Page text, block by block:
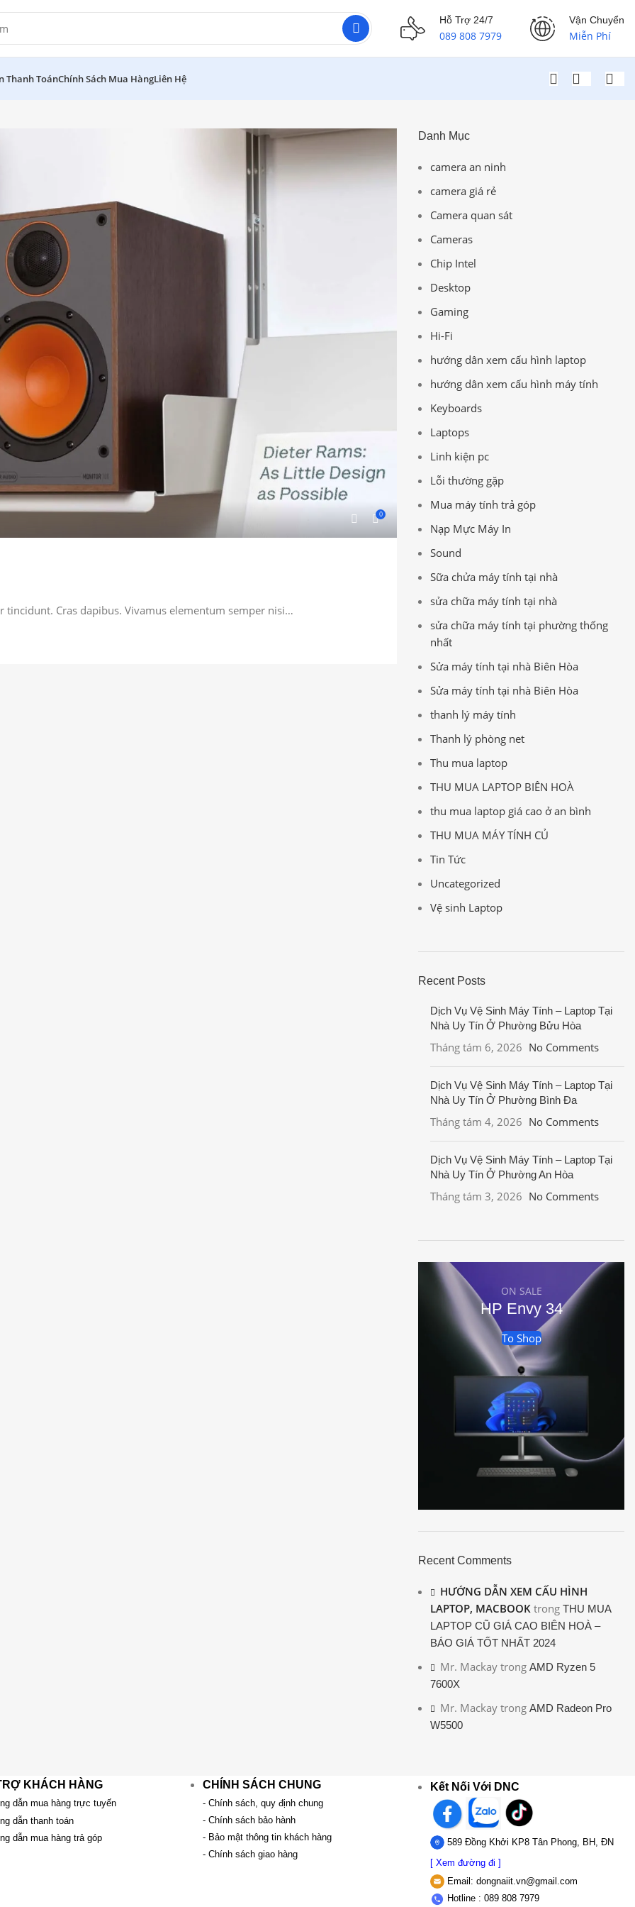
Hỗ Trợ 24/7
089 808 7979
Vận Chuyển
Miễn Phí
Thanh ToánChính Sách Mua HàngLiên Hệ
0
Cras dapibus. Vivamus elementum semper nisi…
Danh Mục
camera an ninh
camera giá rẻ
Camera quan sát
Cameras
Chip Intel
Desktop
Gaming
Hi-Fi
hướng dân xem cấu hình laptop
hướng dân xem cấu hình máy tính
Keyboards
Laptops
Linh kiện pc
Lỗi thường gặp
Mua máy tính trả góp
Nạp Mực Máy In
Sound
Sữa chửa máy tính tại nhà
sửa chữa máy tính tại nhà
sửa chữa máy tính tại phường thống
nhất
Sửa máy tính tại nhà Biên Hòa
Sửa máy tính tại nhà Biên Hòa
thanh lý máy tính
Thanh lý phòng net
Thu mua laptop
THU MUA LAPTOP BIÊN HOÀ
thu mua laptop giá cao ở an bình
THU MUA MÁY TÍNH CỦ
Tin Tức
Uncategorized
Vệ sinh Laptop
Recent Posts
Dịch Vụ Vệ Sinh Máy Tính – Laptop Tại
Nhà Uy Tín Ở Phường Bửu Hòa
Tháng tám 6, 2026 No Comments
Dịch Vụ Vệ Sinh Máy Tính – Laptop Tại
Nhà Uy Tín Ở Phường Bình Đa
Tháng tám 4, 2026 No Comments
Dịch Vụ Vệ Sinh Máy Tính – Laptop Tại
Nhà Uy Tín Ở Phường An Hòa
Tháng tám 3, 2026 No Comments
ON SALE
HP Envy 34
To Shop
Recent Comments
HƯỚNG DẪN XEM CẤU HÌNH
LAPTOP, MACBOOK trong THU MUA
LAPTOP CŨ GIÁ CAO BIÊN HOÀ –
BÁO GIÁ TỐT NHẤT 2024
Mr. Mackay trong AMD Ryzen 5
7600X
Mr. Mackay trong AMD Radeon Pro
W5500
KHÁCH HÀNG
dẫn mua hàng trực tuyến
dẫn thanh toán
dẫn mua hàng trả góp
CHÍNH SÁCH CHUNG
- Chính sách, quy định chung
- Chính sách bảo hành
- Bảo mật thông tin khách hàng
- Chính sách giao hàng
Kết Nối Với DNC
589 Đồng Khởi KP8 Tân Phong, BH, ĐN
[ Xem đường đi ]
Email: dongnaiit.vn@gmail.com
Hotline : 089 808 7979